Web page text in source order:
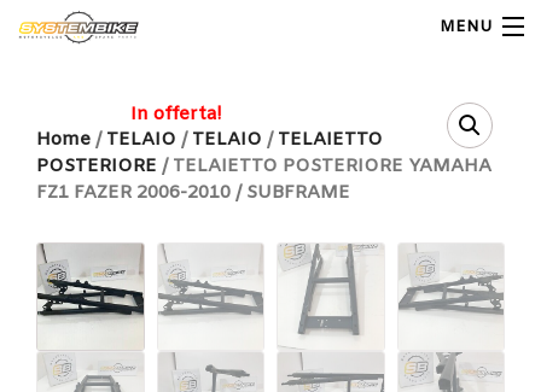
MENU
Home
Shop Ricambi
Home / TELAIO / TELAIO / TELAIETTO
POSTERIORE / TELAIETTO POSTERIORE YAMAHA
FZ1 FAZER 2006-2010 / SUBFRAME
In offerta!